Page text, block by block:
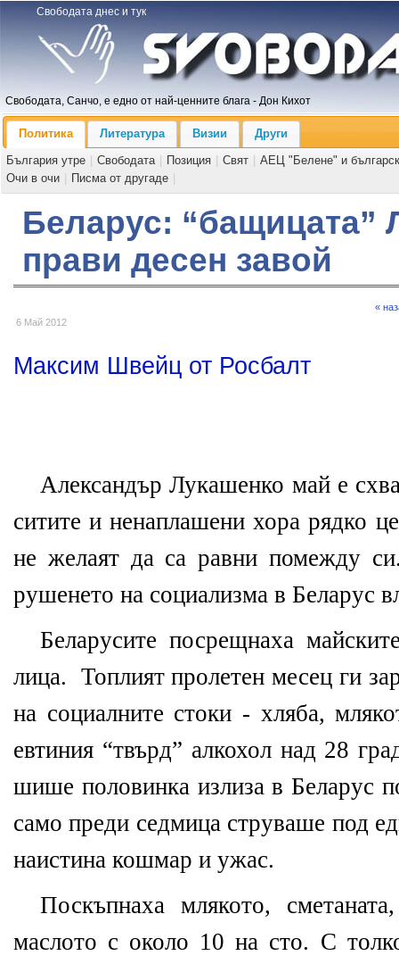
Свободата днес и тук
Свободата, Санчо, е едно от най-ценните блага - Дон Кихот
Политика Литература Визии
Други
България утре
Свободата Позиция Свят
АЕЦ "Белене" и
Очи в очи
Писма от другаде
Беларус: “бащицата”
прави десен завой
6 Май 2012
«
Максим Швейц от Росбалт
Александър Лукашенко май е
ситите и ненаплашени хора рядко
не желаят да са равни помежду
рушенето на социализма в Беларус
Беларусите посрещнаха
лица. Топлият пролетен месец ги
на социалните стоки - хляба,
евтиния “твърд” алкохол над 28
шише половинка излиза в Беларус
само преди седмица струваше под
наистина кошмар и ужас.
Поскъпнаха млякото,
маслото с около 10 на сто. С